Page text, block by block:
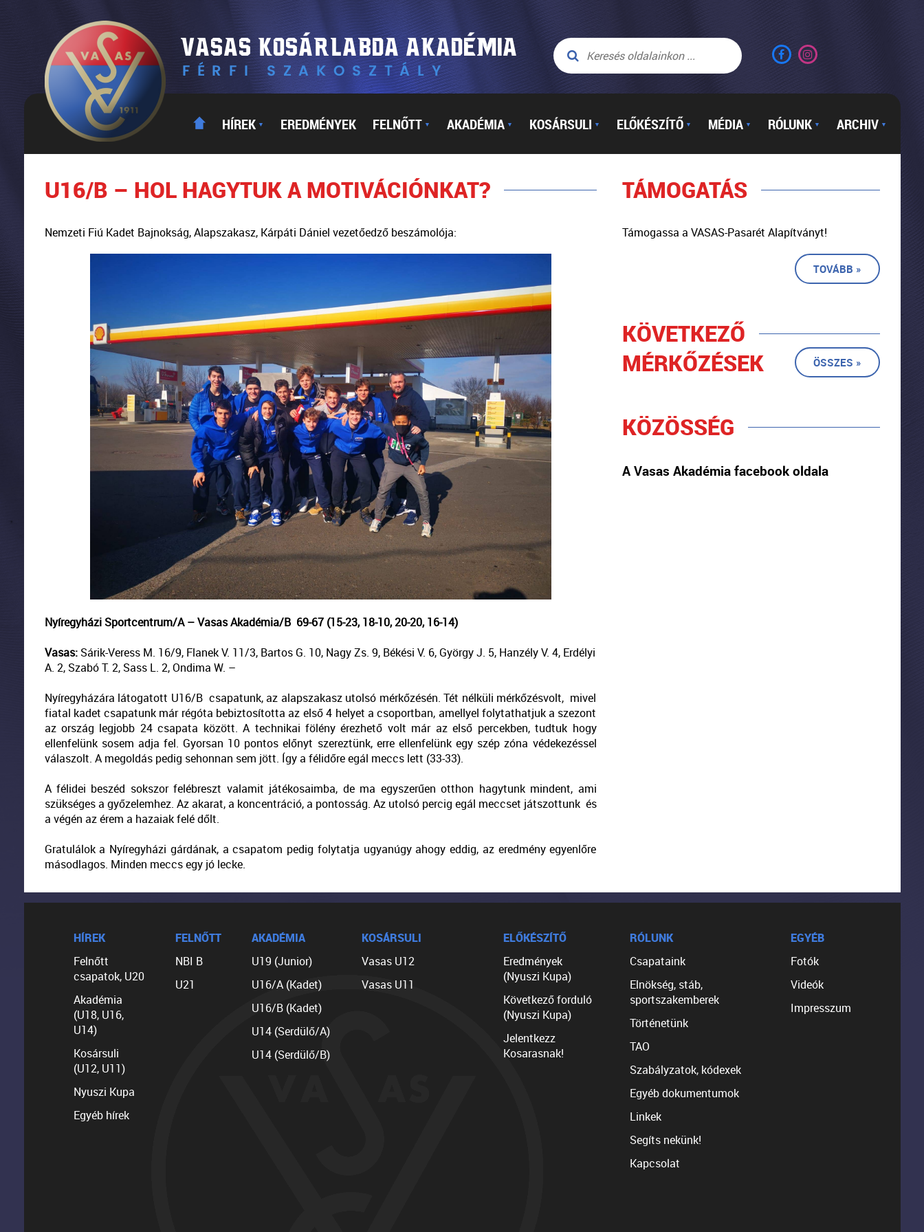
HÍREK ▼ EREDMÉNYEK FELNŐTT ▼ AKADÉMIA ▼ KOSÁRSULI ▼ ELŐKÉSZÍTŐ ▼ MÉDIA ▼ RÓLUNK ▼ ARCHIV ▼
U16/B – HOL HAGYTUK A MOTIVÁCIÓNKAT?
Nemzeti Fiú Kadet Bajnokság, Alapszakasz, Kárpáti Dániel vezetőedző beszámolója:
Nyíregyházi Sportcentrum/A – Vasas Akadémia/B 69-67 (15-23, 18-10, 20-20, 16-14)
Vasas: Sárik-Veress M. 16/9, Flanek V. 11/3, Bartos G. 10, Nagy Zs. 9, Békési V. 6, György J. 5, Hanzély V. 4, Erdélyi
A. 2, Szabó T. 2, Sass L. 2, Ondima W. –
Nyíregyházára látogatott U16/B csapatunk, az alapszakasz utolsó mérkőzésén. Tét nélküli mérkőzésvolt, mivel
fiatal kadet csapatunk már régóta bebiztosította az első 4 helyet a csoportban, amellyel folytathatjuk a szezont
az ország legjobb 24 csapata között. A technikai fölény érezhető volt már az első percekben, tudtuk hogy
ellenfelünk sosem adja fel. Gyorsan 10 pontos előnyt szereztünk, erre ellenfelünk egy szép zóna védekezéssel
válaszolt. A megoldás pedig sehonnan sem jött. Így a félidőre egál meccs lett (33-33).
A félidei beszéd sokszor felébreszt valamit játékosaimba, de ma egyszerűen otthon hagytunk mindent, ami
szükséges a győzelemhez. Az akarat, a koncentráció, a pontosság. Az utolsó percig egál meccset játszottunk és
a végén az érem a hazaiak felé dőlt.
Gratulálok a Nyíregyházi gárdának, a csapatom pedig folytatja ugyanúgy ahogy eddig, az eredmény egyenlőre
másodlagos. Minden meccs egy jó lecke.
TÁMOGATÁS
Támogassa a VASAS-Pasarét Alapítványt!
TOVÁBB »
KÖVETKEZŐ
MÉRKŐZÉSEK
ÖSSZES »
KÖZÖSSÉG
A Vasas Akadémia facebook oldala
HÍREK
Felnőtt
csapatok, U20
Akadémia
(U18, U16,
U14)
Kosársuli
(U12, U11)
Nyuszi Kupa
Egyéb hírek
FELNŐTT
NBI B
U21
AKADÉMIA
U19 (Junior)
U16/A (Kadet)
U16/B (Kadet)
U14 (Serdülő/A)
U14 (Serdülő/B)
KOSÁRSULI
Vasas U12
Vasas U11
ELŐKÉSZÍTŐ
Eredmények
(Nyuszi Kupa)
Következő forduló
(Nyuszi Kupa)
Jelentkezz
Kosarasnak!
RÓLUNK
Csapataink
Elnökség, stáb,
sportszakemberek
Történetünk
TAO
Szabályzatok, kódexek
Egyéb dokumentumok
Linkek
Segíts nekünk!
Kapcsolat
EGYÉB
Fotók
Videók
Impresszum